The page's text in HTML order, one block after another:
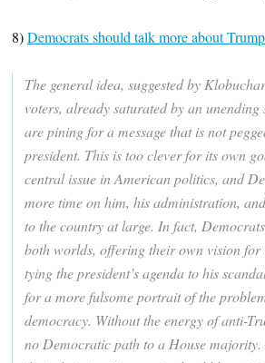
8)Democrats should talk more about Trump
The general idea, suggested by
voters, already saturated by an unending
are pining for a message that is not
president. This is too clever for its own
central issue in American politics, and
more time on him, his administration,
to the country at large. In fact,
both worlds, offering their own vision for
tying the president’s agenda to his
for a more fulsome portrait of the
democracy. Without the energy of anti-
no Democratic path to a House